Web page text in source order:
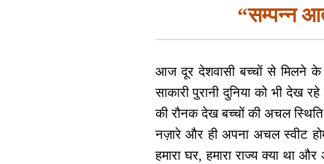
“सम्पन्न
आज दूर देशवासी बच्चों से मिलने के
साकारी पुरानी दुनिया को भी देख
की रौनक देख बच्चों की अचल
नज़ारे और ही अपना अचल स्वीट
हमारा घर, हमारा राज्य क्या था